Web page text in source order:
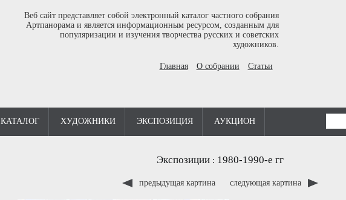
Веб сайт представляет собой электронный каталог частного собрания
Артпанорама и является информационным ресурсом, созданным для
популяризации и изучения творчества русских и советских
художников.
Главная О собрании Статьи
КАТАЛОГ ХУДОЖНИКИ ЭКСПОЗИЦИЯ АУКЦИОН
Экспозиции: 1980-1990-е гг
предыдущая картина следующая картина